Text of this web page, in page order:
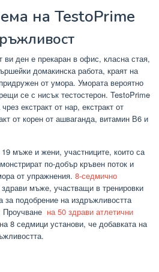
на TestoPrime
ви ден е прекаран в офис, класна стая,
домакинска работа, краят на
от умора. Умората вероятно
се с нисък тестостерон. TestoPrime
екстракт от нар, екстракт от
от корен от ашваганда, витамин В6 и
19 мъже и жени, участниците, които са
по-добър кръвен поток и
от упражнения. 8-седмично
мъже, участващи в тренировки
за подобрение на издръжливостта
на 50 здрави атлетични
8 седмици установи, че добавката на